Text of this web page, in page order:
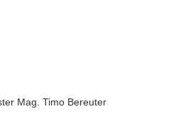
Mag. Timo Bereuter